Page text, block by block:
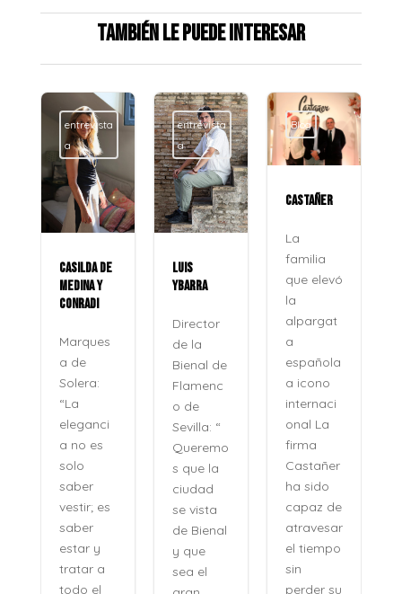
También le puede interesar
entrevista
a
CASILDA DE
MEDINA Y
CONRADI
Marques
a de
Solera:
“La
eleganci
a no es
solo
saber
vestir; es
saber
estar y
tratar a
todo el
entrevista
a
LUIS
YBARRA
Director
de la
Bienal de
Flamenc
o de
Sevilla: “
Queremo
s que la
ciudad
se vista
de Bienal
y que
sea el
Blog
CASTAÑER
La
familia
que elevó
la
alpargat
a
española
a icono
internaci
onal La
firma
Castañer
ha sido
capaz de
atravesar
el tiempo
sin
perder su